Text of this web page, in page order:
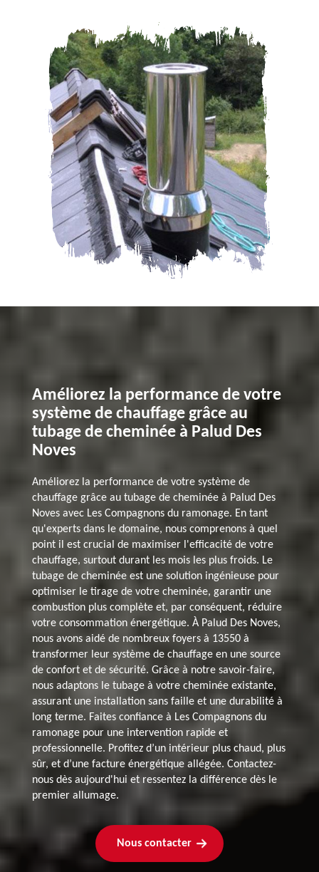
Améliorez la performance de votre
système de chauffage grâce au
tubage de cheminée à Palud Des
Noves
Améliorez la performance de votre système de
chauffage grâce au tubage de cheminée à Palud Des
Noves avec Les Compagnons du ramonage. En tant
qu'experts dans le domaine, nous comprenons à quel
point il est crucial de maximiser l'efficacité de votre
chauffage, surtout durant les mois les plus froids. Le
tubage de cheminée est une solution ingénieuse pour
optimiser le tirage de votre cheminée, garantir une
combustion plus complète et, par conséquent, réduire
votre consommation énergétique. À Palud Des Noves,
nous avons aidé de nombreux foyers à 13550 à
transformer leur système de chauffage en une source
de confort et de sécurité. Grâce à notre savoir-faire,
nous adaptons le tubage à votre cheminée existante,
assurant une installation sans faille et une durabilité à
long terme. Faites confiance à Les Compagnons du
ramonage pour une intervention rapide et
professionnelle. Profitez d’un intérieur plus chaud, plus
sûr, et d’une facture énergétique allégée. Contactez-
nous dès aujourd'hui et ressentez la différence dès le
premier allumage.
Nous contacter